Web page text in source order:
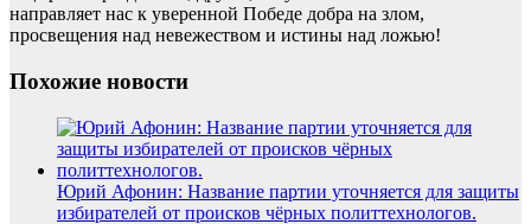
направляет нас к уверенной Победе добра на злом,
просвещения над невежеством и истины над ложью!
Похожие новости
Юрий Афонин: Название партии уточняется для защиты
избирателей от происков чёрных политтехнологов.